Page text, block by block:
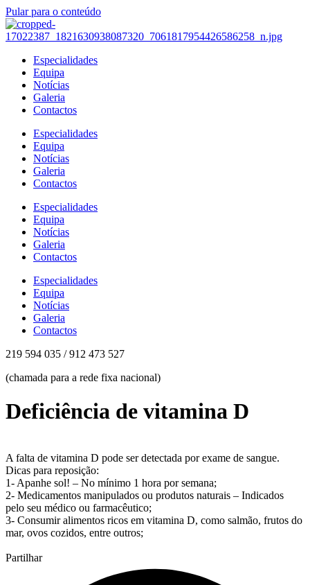
Pular para o conteúdo
Especialidades
Equipa
Notícias
Galeria
Contactos
Especialidades
Equipa
Notícias
Galeria
Contactos
Especialidades
Equipa
Notícias
Galeria
Contactos
Especialidades
Equipa
Notícias
Galeria
Contactos
219 594 035 / 912 473 527
(chamada para a rede fixa nacional)
Deficiência de vitamina D
A falta de vitamina D pode ser detectada por exame de sangue.
Dicas para reposição:
1- Apanhe sol! – No mínimo 1 hora por semana;
2- Medicamentos manipulados ou produtos naturais – Indicados
pelo seu médico ou farmacêutico;
3- Consumir alimentos ricos em vitamina D, como salmão, frutos do
mar, ovos cozidos, entre outros;
Partilhar